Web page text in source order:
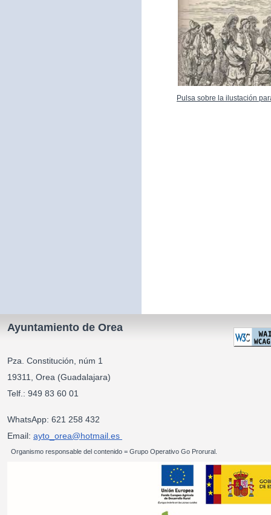
Pulsa sobre la ilustación
Ayuntamiento de Orea
Pza. Constitución, núm 1
19311, Orea (Guadalajara)
Telf.: 949 83 60 01
WhatsApp: 621 258 432
Email: ayto_orea@hotmail.es
Organismo responsable del contenido = Grupo Operativo Go Prorural.